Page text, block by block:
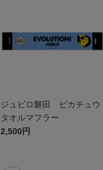
ジュビロ磐田 ピカチュウ
タオルマフラー
2,500円